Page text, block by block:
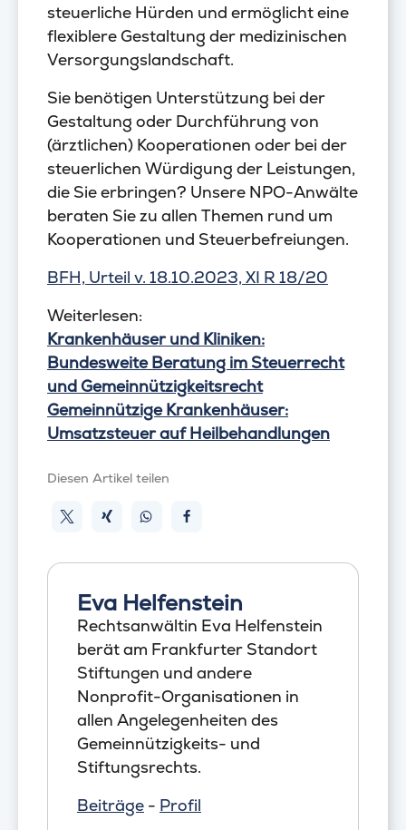
steuerliche Hürden und ermöglicht eine
flexiblere Gestaltung der medizinischen
Versorgungslandschaft.
Sie benötigen Unterstützung bei der
Gestaltung oder Durchführung von
(ärztlichen) Kooperationen oder bei der
steuerlichen Würdigung der Leistungen,
die Sie erbringen? Unsere NPO-Anwälte
beraten Sie zu allen Themen rund um
Kooperationen und Steuerbefreiungen.
BFH, Urteil v. 18.10.2023, XI R 18/20
Weiterlesen:
Krankenhäuser und Kliniken:
Bundesweite Beratung im Steuerrecht
und Gemeinnützigkeitsrecht
Gemeinnützige Krankenhäuser:
Umsatzsteuer auf Heilbehandlungen
Diesen Artikel teilen
Eva Helfenstein
Rechtsanwältin Eva Helfenstein
berät am Frankfurter Standort
Stiftungen und andere
Nonprofit-Organisationen in
allen Angelegenheiten des
Gemeinnützigkeits- und
Stiftungsrechts.
Beiträge - Profil